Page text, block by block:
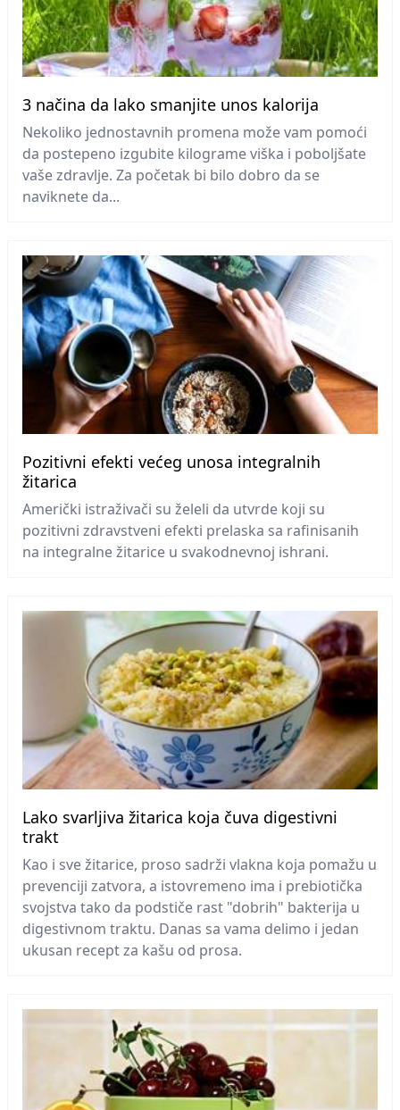
3 načina da lako smanjite unos kalorija
Nekoliko jednostavnih promena može vam pomoći
da postepeno izgubite kilograme viška i poboljšate
vaše zdravlje. Za početak bi bilo dobro da se
naviknete da...
Pozitivni efekti većeg unosa integralnih
žitarica
Američki istraživači su želeli da utvrde koji su
pozitivni zdravstveni efekti prelaska sa rafinisanih
na integralne žitarice u svakodnevnoj ishrani.
Lako svarljiva žitarica koja čuva digestivni
trakt
Kao i sve žitarice, proso sadrži vlakna koja pomažu u
prevenciji zatvora, a istovremeno ima i prebiotička
svojstva tako da podstiče rast "dobrih" bakterija u
digestivnom traktu. Danas sa vama delimo i jedan
ukusan recept za kašu od prosa.